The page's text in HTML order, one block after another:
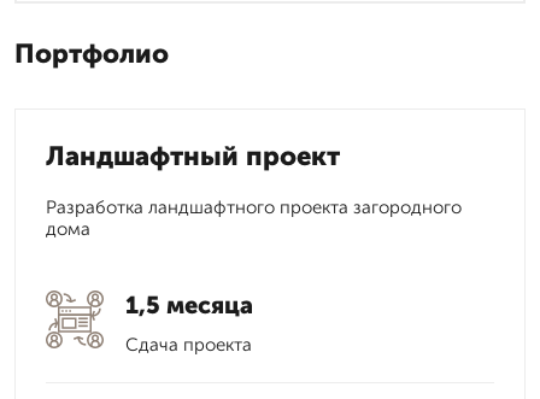
Портфолио
Ландшафтный проект
Разработка ландшафтного проекта загородного
дома
1,5 месяца
Сдача проекта